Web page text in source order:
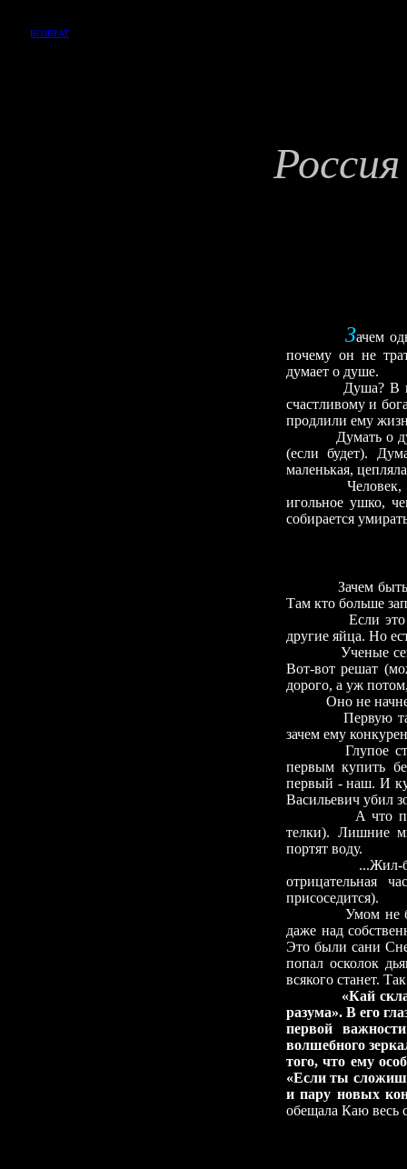
ВОЗВРАТ
Зачем
почему он не
думает о душе.
Душа? В
счастливому и
продлили ему
Думать о
(если будет).
маленькая,
игольное ушко,
собирается
Зачем быть
Там кто больше
Если это
другие яйца. Но
Ученые
Вот-вот решат
дорого, а уж
Оно не
Первую
зачем ему
Глупое
первым купить
первый -наш. И
Васильевич убил
А что
телки). Лишние
портят воду.
отрицательная
присоседится).
Умом не
даже над
Это были сани
попал осколок
всякого станет.
«Кай
разума». В его
первой
волшебного
того, что ему
«Если ты
и пару новых
обещала Каю весь